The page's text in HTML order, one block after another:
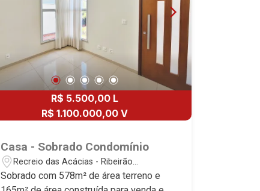
R$ 5.500,00 L
R$ 1.100.000,00 V
Casa - Sobrado Condomínio
Recreio das Acácias - Ribeirão
Preto/SP
Sobrado com 578m² de área terreno e